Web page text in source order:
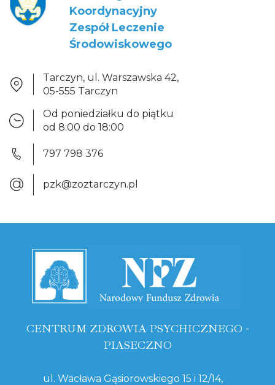
Koordynacyjny
Zespół Leczenie
Środowiskowego
Tarczyn, ul. Warszawska 42,
05-555 Tarczyn
Od poniedziałku do piątku
od 8:00 do 18:00
797 798 376
pzk@zoztarczyn.pl
CENTRUM ZDROWIA PSYCHICZNEGO -
PIASECZNO
ul. Wacława Gąsiorowskiego 15 i 12/14,